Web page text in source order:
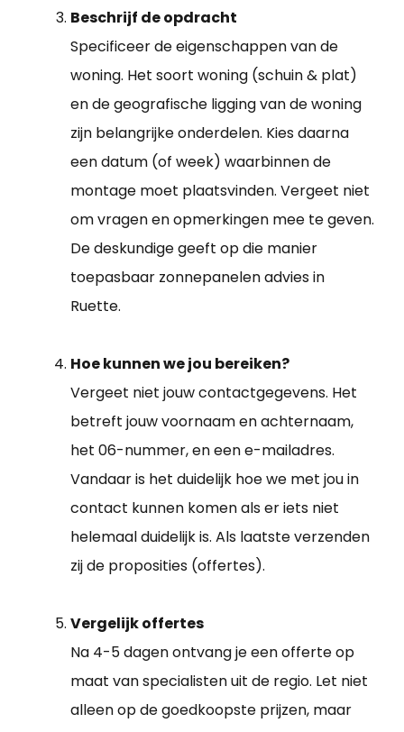
Beschrijf de opdracht
Specificeer de eigenschappen van de
woning. Het soort woning (schuin & plat)
en de geografische ligging van de woning
zijn belangrijke onderdelen. Kies daarna
een datum (of week) waarbinnen de
montage moet plaatsvinden. Vergeet niet
om vragen en opmerkingen mee te geven.
De deskundige geeft op die manier
toepasbaar zonnepanelen advies in
Ruette.
Hoe kunnen we jou bereiken?
Vergeet niet jouw contactgegevens. Het
betreft jouw voornaam en achternaam,
het 06-nummer, en een e-mailadres.
Vandaar is het duidelijk hoe we met jou in
contact kunnen komen als er iets niet
helemaal duidelijk is. Als laatste verzenden
zij de proposities (offertes).
Vergelijk offertes
Na 4-5 dagen ontvang je een offerte op
maat van specialisten uit de regio. Let niet
alleen op de goedkoopste prijzen, maar